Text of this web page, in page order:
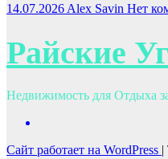
14.07.2026 Alex Savin Нет
Райские
Недвижимость для Отдыха
Сайт работает на WordPress |